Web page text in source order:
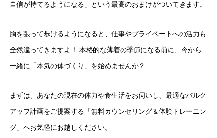
自信が持てるようになる」という最高のおまけがついてきます。
胸を張って歩けるようになると、仕事やプライベートへの活力も
全然違ってきますよ！ 本格的な薄着の季節になる前に、今から
一緒に「本気の体づくり」を始めませんか？
まずは、あなたの現在の体力や食生活をお伺いし、最適なバルク
アップ計画をご提案する「無料カウンセリング＆体験トレーニン
グ」へお気軽にお越しください。